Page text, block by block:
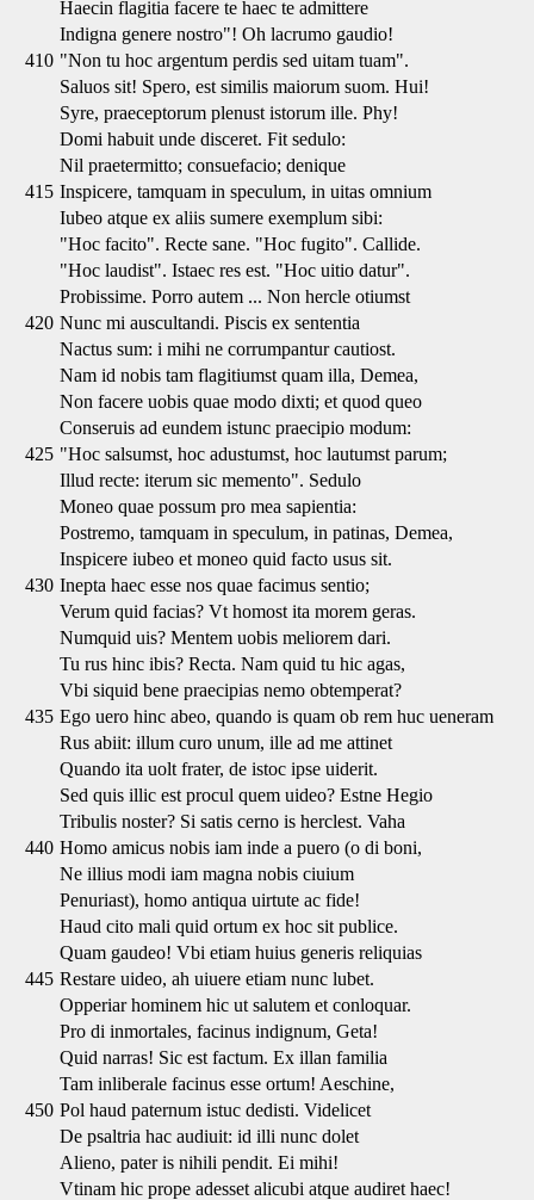
Haecin flagitia facere te haec te admittere
Indigna genere nostro"! Oh lacrumo gaudio!
410 "Non tu hoc argentum perdis sed uitam tuam".
Saluos sit! Spero, est similis maiorum suom. Hui!
Syre, praeceptorum plenust istorum ille. Phy!
Domi habuit unde disceret. Fit sedulo:
Nil praetermitto; consuefacio; denique
415 Inspicere, tamquam in speculum, in uitas omnium
Iubeo atque ex aliis sumere exemplum sibi:
"Hoc facito". Recte sane. "Hoc fugito". Callide.
"Hoc laudist". Istaec res est. "Hoc uitio datur".
Probissime. Porro autem ... Non hercle otiumst
420 Nunc mi auscultandi. Piscis ex sententia
Nactus sum: i mihi ne corrumpantur cautiost.
Nam id nobis tam flagitiumst quam illa, Demea,
Non facere uobis quae modo dixti; et quod queo
Conseruis ad eundem istunc praecipio modum:
425 "Hoc salsumst, hoc adustumst, hoc lautumst parum;
Illud recte: iterum sic memento". Sedulo
Moneo quae possum pro mea sapientia:
Postremo, tamquam in speculum, in patinas, Demea,
Inspicere iubeo et moneo quid facto usus sit.
430 Inepta haec esse nos quae facimus sentio;
Verum quid facias? Vt homost ita morem geras.
Numquid uis? Mentem uobis meliorem dari.
Tu rus hinc ibis? Recta. Nam quid tu hic agas,
Vbi siquid bene praecipias nemo obtemperat?
435 Ego uero hinc abeo, quando is quam ob rem huc ueneram
Rus abiit: illum curo unum, ille ad me attinet
Quando ita uolt frater, de istoc ipse uiderit.
Sed quis illic est procul quem uideo? Estne Hegio
Tribulis noster? Si satis cerno is herclest. Vaha
440 Homo amicus nobis iam inde a puero (o di boni,
Ne illius modi iam magna nobis ciuium
Penuriast), homo antiqua uirtute ac fide!
Haud cito mali quid ortum ex hoc sit publice.
Quam gaudeo! Vbi etiam huius generis reliquias
445 Restare uideo, ah uiuere etiam nunc lubet.
Opperiar hominem hic ut salutem et conloquar.
Pro di inmortales, facinus indignum, Geta!
Quid narras! Sic est factum. Ex illan familia
Tam inliberale facinus esse ortum! Aeschine,
450 Pol haud paternum istuc dedisti. Videlicet
De psaltria hac audiuit: id illi nunc dolet
Alieno, pater is nihili pendit. Ei mihi!
Vtinam hic prope adesset alicubi atque audiret haec!